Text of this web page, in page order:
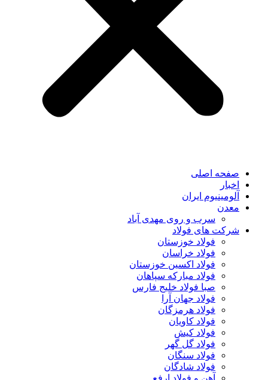
صفحه اصلی
اخبار
آلومینیوم ایران
معدن
سرب و روی مهدی آباد
شرکت های فولاد
فولاد خوزستان
فولاد خراسان
فولاد اکسین خوزستان
فولاد مبارکه سپاهان
صبا فولاد خلیج فارس
فولاد جهان آرا
فولاد هرمزگان
فولاد کاویان
فولاد کیش
فولاد گل گهر
فولاد سنگان
فولاد شادگان
آهن و فولاد ارفع